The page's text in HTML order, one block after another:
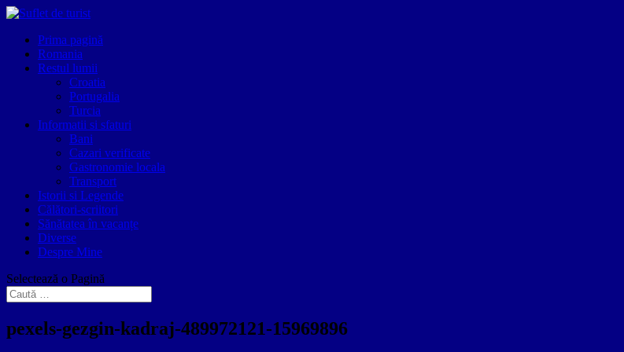
Prima pagină
Romania
Restul lumii
Croatia
Portugalia
Turcia
Informatii si sfaturi
Bani
Cazari verificate
Gastronomie locala
Transport
Istorii si Legende
Călători-scriitori
Sănătatea în vacanțe
Diverse
Despre Mine
Selectează o Pagină
pexels-gezgin-kadraj-489972121-15969896